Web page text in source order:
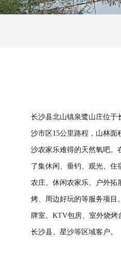
长沙县北山镇泉鹭山庄位
沙市区15公里路程，山林面
沙农家乐难得的天然氧吧。
了集休闲、垂钓、观光、住
农庄、休闲农家乐、户外拓
烤、周边好玩的等服务项目
牌室、KTV包房、室外烧烤
长沙县、星沙等区域客户。